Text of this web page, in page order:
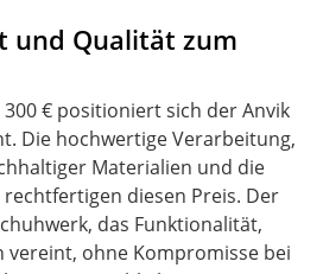
und Qualität zum
€ positioniert sich der Anvik
Die hochwertige Verarbeitung,
Materialien und die
diesen Preis. Der
das Funktionalität,
vereint, ohne Kompromisse bei